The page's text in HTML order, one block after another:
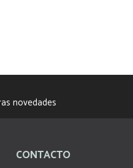
novedades
CONTACTO